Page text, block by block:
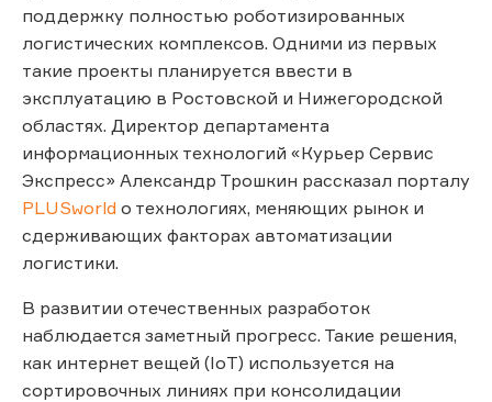
поддержку полностью роботизированных
логистических комплексов. Одними из первых
такие проекты планируется ввести в
эксплуатацию в Ростовской и Нижегородской
областях. Директор департамента
информационных технологий «Курьер Сервис
Экспресс» Александр Трошкин рассказал порталу
PLUSworld о технологиях, меняющих рынок и
сдерживающих факторах автоматизации
логистики.
В развитии отечественных разработок
наблюдается заметный прогресс. Такие решения,
как интернет вещей (IoT) используется на
сортировочных линиях при консолидации